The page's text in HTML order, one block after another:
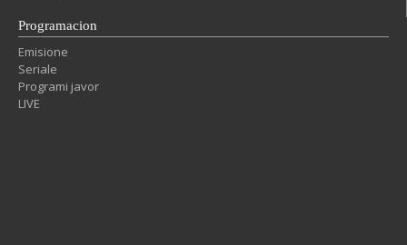
Programacion
Emisione
Seriale
Programi javor
LIVE